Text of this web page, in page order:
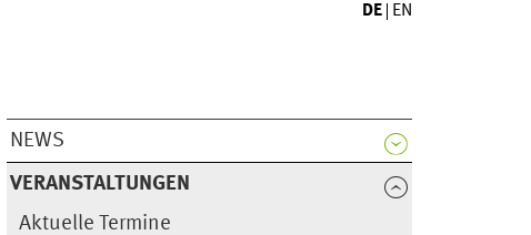
DE EN
NEWS
VERANSTALTUNGEN
Aktuelle Termine